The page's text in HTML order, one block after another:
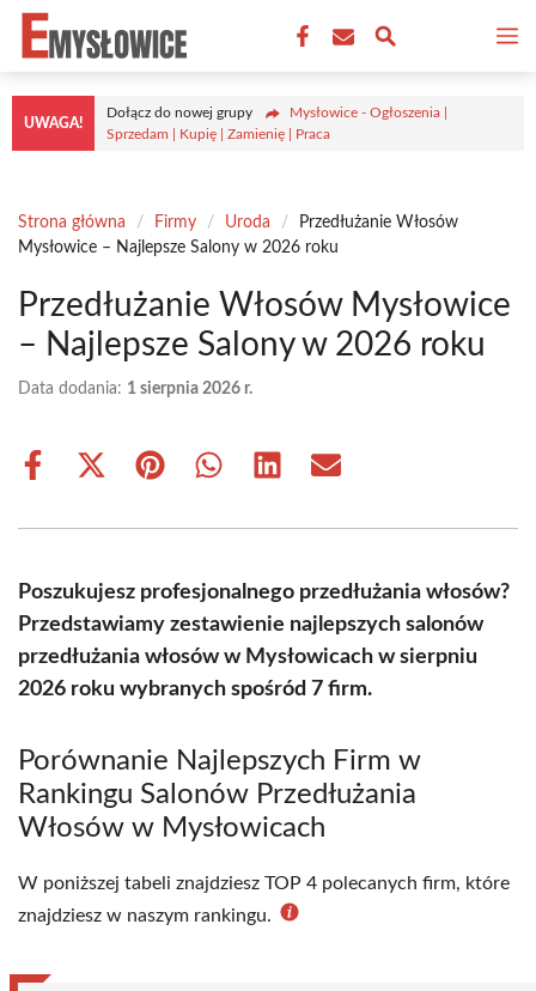
Przejdź
treści
UWAGA!
Dołącz do nowej grupy
Mysłowice - Ogłoszenia |
Sprzedam | Kupię | Zamienię | Praca
Strona główna / Firmy / Uroda /
Przedłużanie Włosów
Mysłowice – Najlepsze Salony w 2026 roku
Przedłużanie Włosów Mysłowice
– Najlepsze Salony w 2026 roku
Data dodania: 1 sierpnia 2026 r.
Share
Share
(Twitter)
Share Share Share Share
Poszukujesz profesjonalnego przedłużania włosów?
Przedstawiamy zestawienie najlepszych salonów
przedłużania włosów w Mysłowicach w sierpniu
2026 roku wybranych spośród 7 firm.
Porównanie Najlepszych Firm w
Rankingu Salonów Przedłużania
Włosów w Mysłowicach
W poniższej tabeli znajdziesz TOP 4 polecanych firm, które
znajdziesz w naszym rankingu.